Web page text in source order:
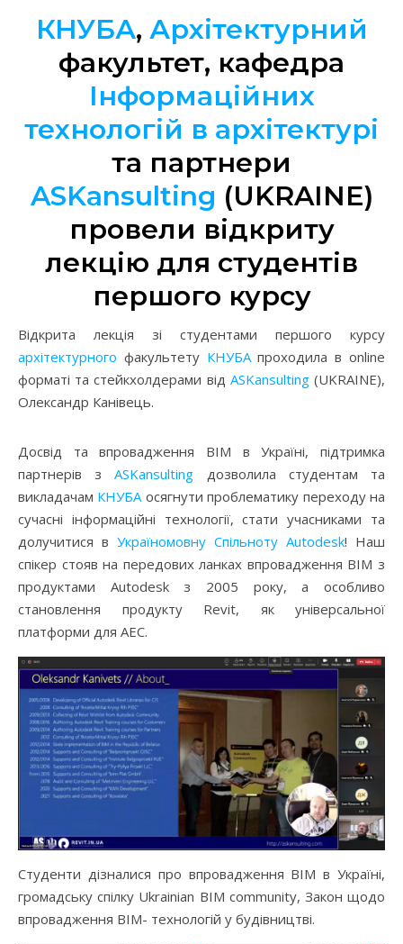
КНУБА, Архітектурний
факультет, кафедра
Інформаційних
технологій в архітектурі
та партнери
ASKansulting (UKRAINE)
провели відкриту
лекцію для студентів
першого курсу
Відкрита лекція зі студентами першого курсу
архітектурного факультету КНУБАпроходила в online
форматі та стейкхолдерами від ASKansulting(UKRAINE),
Олександр Канівець.
Досвід та впровадження ВІМ в Україні, підтримка
партнерів зASKansulting дозволила студентам та
викладачам КНУБАосягнути проблематику переходу на
сучасні інформаційні технології, стати учасниками та
долучитися в Україномовну Спільноту Autodesk! Наш
спікер стояв на передових ланках впровадження ВІМ з
продуктами Autodesk з 2005 року, а особливо
становлення продукту Revit, як універсальної
платформи для AEC.
Студенти дізналися про впровадження ВІМ в Україні,
громадську спілку Ukrainian BIM community, Закон щодо
впровадження ВІМ- технологій у будівництві.